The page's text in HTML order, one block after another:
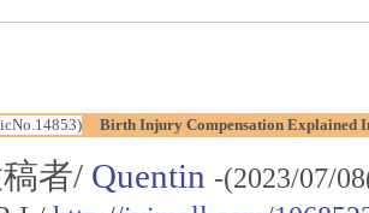
Birth Injury Compensation Explained
者/ Quentin -(2023/07/